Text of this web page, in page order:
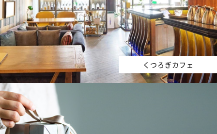
くつろぎカフェ